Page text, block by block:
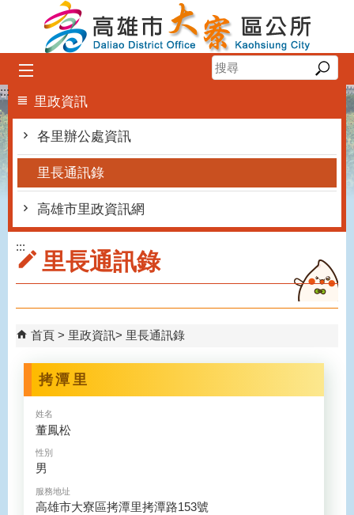
跳到主要內容區塊
:::
里政資訊
各里辦公處資訊
里長通訊錄
高雄市里政資訊網
:::
里長通訊錄
首頁 里政資訊 里長通訊錄
拷潭里
姓名
董鳳松
性別
男
服務地址
高雄市大寮區拷潭里拷潭路153號